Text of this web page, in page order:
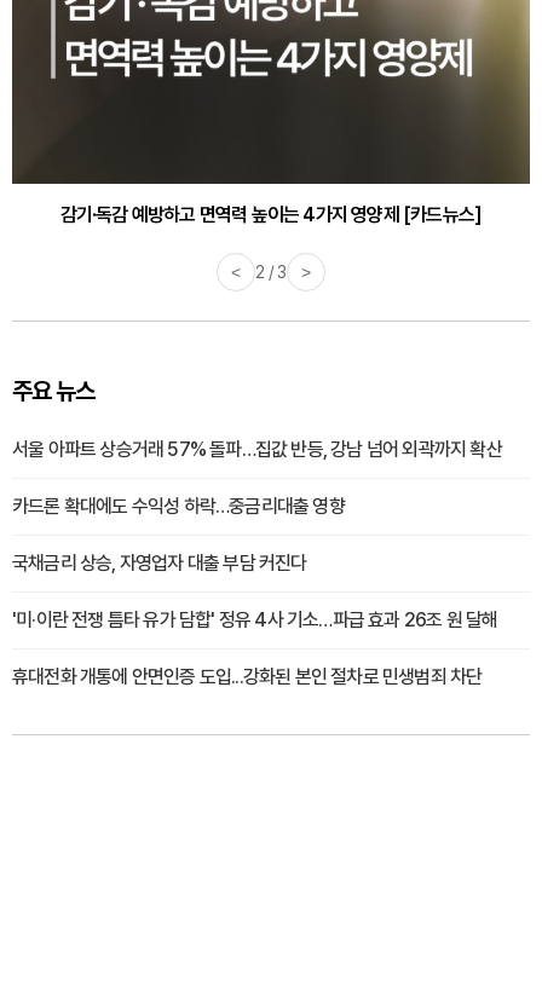
감기·독감 예방하고 면역력 높이는 4가지 영양제 [카드뉴스]
< 3 / 3 >
주요 뉴스
서울 아파트 상승거래 57% 돌파…집값 반등, 강남 넘어 외곽까지 확산
카드론 확대에도 수익성 하락…중금리대출 영향
국채금리 상승, 자영업자 대출 부담 커진다
'미·이란 전쟁 틈타 유가 담합' 정유 4사 기소…파급 효과 26조 원 달해
휴대전화 개통에 안면인증 도입...강화된 본인 절차로 민생범죄 차단